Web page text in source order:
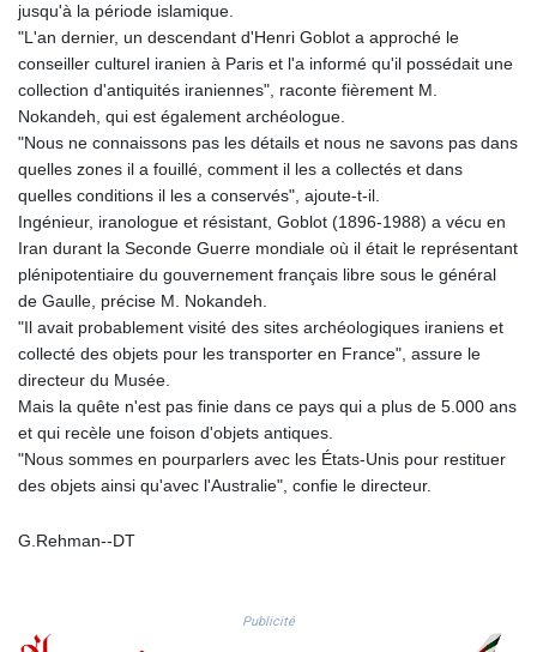
PAB 1.152686
PEN 3.903651
PGK 5.093937
PHP 70.183258
PKR 320.014324
PLN 4.299905
PYG 6853.914834
QAR 4.213648
RON 5.244583
RSD 117.338542
RUB 94.338828
RWF 1694.978938
SAR 4.329446
SCR 16.705092
SDG 694.263698
SEK 10.961095
SGD 1.477585
jusqu'à la période islamique.
"L'an dernier, un descendant d'Henri Goblot a approché le
conseiller culturel iranien à Paris et l'a informé qu'il possédait une
collection d'antiquités iraniennes", raconte fièrement M.
Nokandeh, qui est également archéologue.
"Nous ne connaissons pas les détails et nous ne savons pas dans
quelles zones il a fouillé, comment il les a collectés et dans
quelles conditions il les a conservés", ajoute-t-il.
Ingénieur, iranologue et résistant, Goblot (1896-1988) a vécu en
Iran durant la Seconde Guerre mondiale où il était le représentant
plénipotentiaire du gouvernement français libre sous le général
de Gaulle, précise M. Nokandeh.
"Il avait probablement visité des sites archéologiques iraniens et
collecté des objets pour les transporter en France", assure le
directeur du Musée.
Mais la quête n'est pas finie dans ce pays qui a plus de 5.000 ans
et qui recèle une foison d'objets antiques.
"Nous sommes en pourparlers avec les États-Unis pour restituer
des objets ainsi qu'avec l'Australie", confie le directeur.
G.Rehman--DT
Publicité